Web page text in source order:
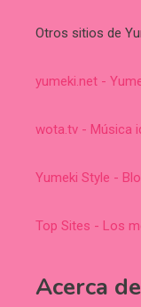
Otros sitios de
yumeki.net -
wota.tv - Música
Yumeki Style -
Top Sites - Los
Acerca de